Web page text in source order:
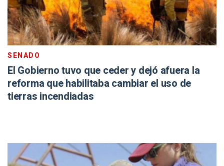
SENADO
El Gobierno tuvo que ceder y dejó afuera la
reforma que habilitaba cambiar el uso de
tierras incendiadas